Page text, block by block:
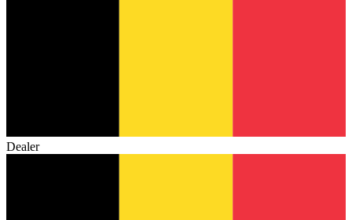
Dealer